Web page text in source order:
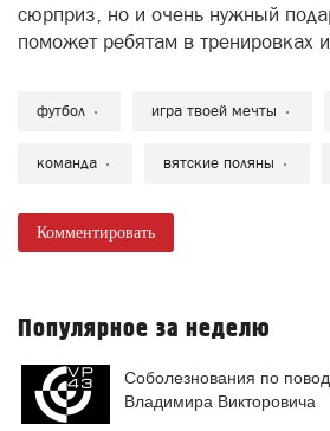
сюрприз, но и очень нужный
поможет ребятам в тренировках
футбол игра твоей мечты
команда вятские поляны
Комментировать
Популярное за неделю
Соболезнования по
Владимира Викторовича